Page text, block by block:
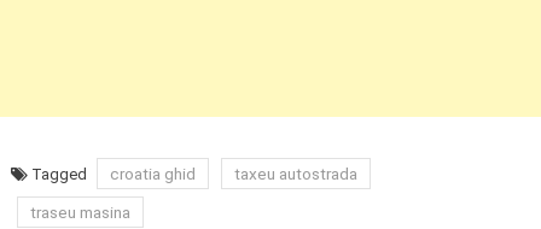
Tagged croatia ghid
taxeu autostrada
traseu masina